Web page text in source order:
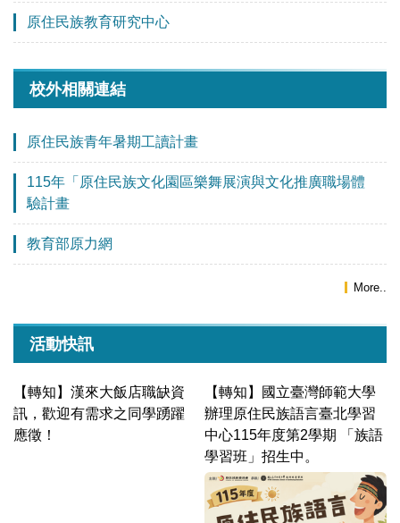
原住民族教育研究中心
校外相關連結
原住民族青年暑期工讀計畫
115年「原住民族文化園區樂舞展演與文化推廣職場體
驗計畫
教育部原力網
More..
活動快訊
【轉知】漢來大飯店職缺資
訊，歡迎有需求之同學踴躍
應徵！
【轉知】國立臺灣師範大學
辦理原住民族語言臺北學習
中心115年度第2學期 「族語
學習班」招生中。